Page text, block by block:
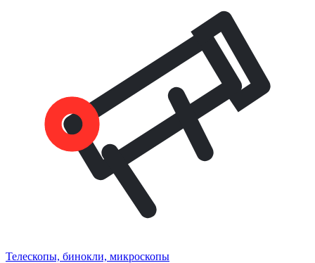
Телескопы, бинокли, микроскопы